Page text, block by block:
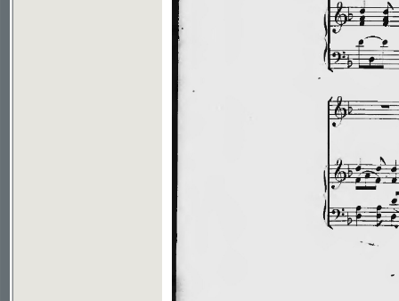
Soubor ke stažení ve formátu djvu